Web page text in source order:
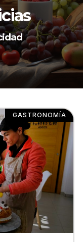
GASTRONOMÍA